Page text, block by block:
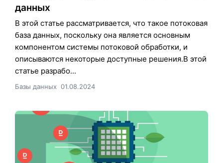
данных
В этой статье рассматривается, что такое потоковая
база данных, поскольку она является основным
компонентом системы потоковой обработки, и
описываются некоторые доступные решения.В этой
статье разрабо...
Базы данных 01.08.2024